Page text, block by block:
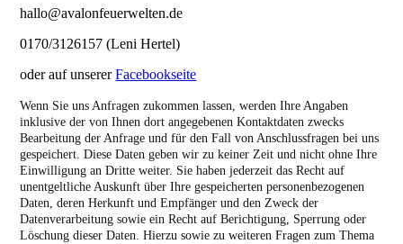
hallo@avalonfeuerwelten.de
0170/3126157 (Leni Hertel)
oder auf unsererFacebookseite
Wenn Sie uns Anfragen zukommen lassen, werden Ihre Angaben
inklusive der von Ihnen dort angegebenen Kontaktdaten zwecks
Bearbeitung der Anfrage und für den Fall von Anschlussfragen bei uns
gespeichert. Diese Daten geben wir zu keiner Zeit und nicht ohne Ihre
Einwilligung an Dritte weiter. Sie haben jederzeit das Recht auf
unentgeltliche Auskunft über Ihre gespeicherten personenbezogenen
Daten, deren Herkunft und Empfänger und den Zweck der
Datenverarbeitung sowie ein Recht auf Berichtigung, Sperrung oder
Löschung dieser Daten. Hierzu sowie zu weiteren Fragen zum Thema